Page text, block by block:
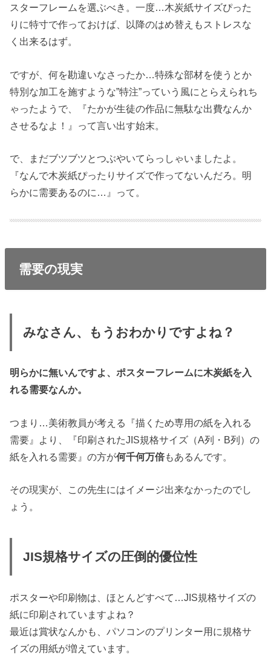
スターフレームを選ぶべき。一度…木炭紙サイズぴった
りに特寸で作っておけば、以降のはめ替えもストレスな
く出来るはず。
ですが、何を勘違いなさったか…特殊な部材を使うとか
特別な加工を施すような”特注”っていう風にとらえられち
ゃったようで、『たかが生徒の作品に無駄な出費なんか
させるなよ！』って言い出す始末。
で、まだブツブツとつぶやいてらっしゃいましたよ。
『なんで木炭紙ぴったりサイズで作ってないんだろ。明
らかに需要あるのに…』って。
需要の現実
みなさん、もうおわかりですよね？
明らかに無いんですよ、ポスターフレームに木炭紙を入
れる需要なんか。
つまり…美術教員が考える『描くため専用の紙を入れる
需要』より、『印刷されたJIS規格サイズ（A列・B列）の
紙を入れる需要』の方が何千何万倍もあるんです。
その現実が、この先生にはイメージ出来なかったのでし
ょう。
JIS規格サイズの圧倒的優位性
ポスターや印刷物は、ほとんどすべて…JIS規格サイズの
紙に印刷されていますよね？
最近は賞状なんかも、パソコンのプリンター用に規格サ
イズの用紙が増えています。